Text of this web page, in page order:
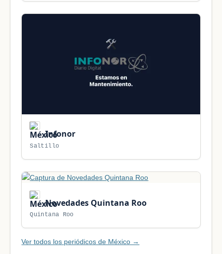
Infonor
Saltillo
Novedades Quintana Roo
Quintana Roo
Ver todos los periódicos de México →